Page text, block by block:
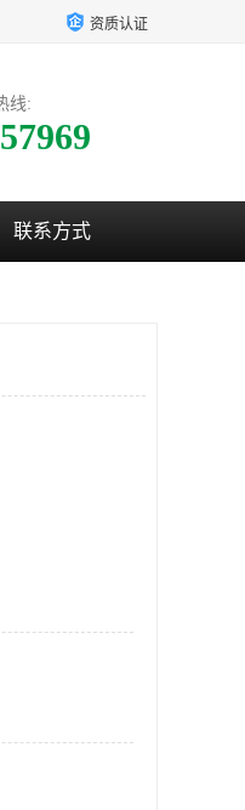
资质认证
线:
联系方式